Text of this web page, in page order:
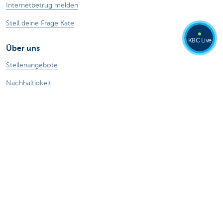
Internetbetrug melden
Stell deine Frage Kate
Über uns
Stellenangebote
Nachhaltigkeit
KBC Live